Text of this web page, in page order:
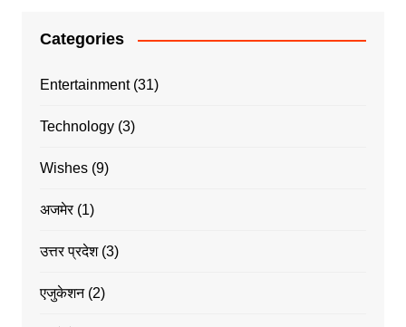
Categories
Entertainment(31)
Technology(3)
Wishes(9)
अजमेर(1)
उत्तर प्रदेश(3)
एजुकेशन(2)